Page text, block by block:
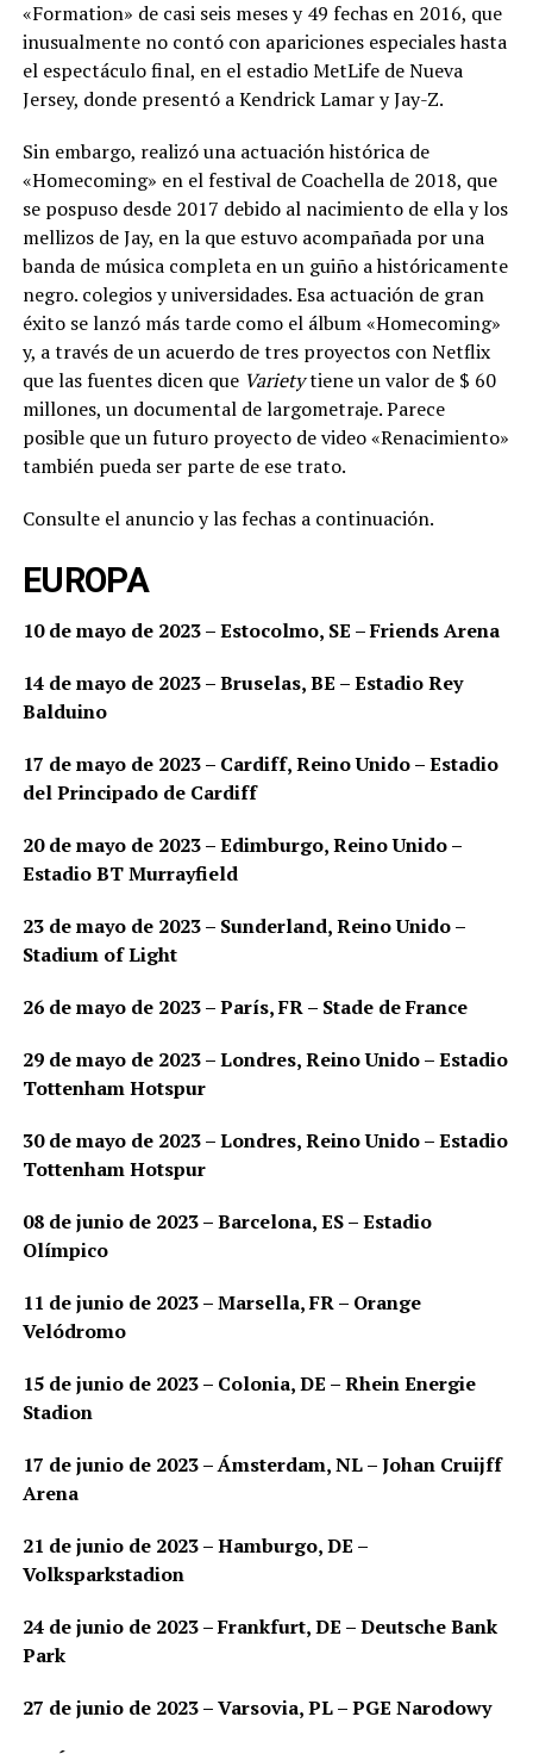
«Formation» de casi seis meses y 49 fechas en 2016, que
inusualmente no contó con apariciones especiales hasta
el espectáculo final, en el estadio MetLife de Nueva
Jersey, donde presentó a Kendrick Lamar y Jay-Z.
Sin embargo, realizó una actuación histórica de
«Homecoming» en el festival de Coachella de 2018, que
se pospuso desde 2017 debido al nacimiento de ella y los
mellizos de Jay, en la que estuvo acompañada por una
banda de música completa en un guiño a históricamente
negro. colegios y universidades. Esa actuación de gran
éxito se lanzó más tarde como el álbum «Homecoming»
y, a través de un acuerdo de tres proyectos con Netflix
que las fuentes dicen que Varietytiene un valor de $ 60
millones, un documental de largometraje. Parece
posible que un futuro proyecto de video «Renacimiento»
también pueda ser parte de ese trato.
Consulte el anuncio y las fechas a continuación.
EUROPA
10 de mayo de 2023 – Estocolmo, SE – Friends Arena
14 de mayo de 2023 – Bruselas, BE – Estadio Rey
Balduino
17 de mayo de 2023 – Cardiff, Reino Unido – Estadio
del Principado de Cardiff
20 de mayo de 2023 – Edimburgo, Reino Unido –
Estadio BT Murrayfield
23 de mayo de 2023 – Sunderland, Reino Unido –
Stadium of Light
26 de mayo de 2023 – París, FR – Stade de France
29 de mayo de 2023 – Londres, Reino Unido – Estadio
Tottenham Hotspur
30 de mayo de 2023 – Londres, Reino Unido – Estadio
Tottenham Hotspur
08 de junio de 2023 – Barcelona, ​​ES – Estadio
Olímpico
11 de junio de 2023 – Marsella, FR – Orange
Velódromo
15 de junio de 2023 – Colonia, DE – Rhein Energie
Stadion
17 de junio de 2023 – Ámsterdam, NL – Johan Cruijff
Arena
21 de junio de 2023 – Hamburgo, DE –
Volksparkstadion
24 de junio de 2023 – Frankfurt, DE – Deutsche Bank
Park
27 de junio de 2023 – Varsovia, PL – PGE Narodowy